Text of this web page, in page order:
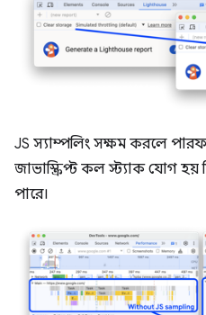
JS স্যাম্পলিং সক্ষম করলে
জাভাস্ক্রিপ্ট কল স্ট্যাক যোগ হয়
পারে।